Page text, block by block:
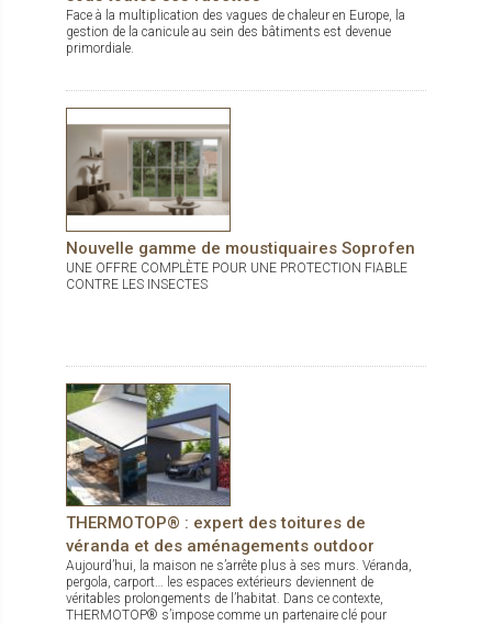
Face à la multiplication des vagues de chaleur en Europe, la
gestion de la canicule au sein des bâtiments est devenue
primordiale.
Nouvelle gamme de moustiquaires Soprofen
UNE OFFRE COMPLÈTE POUR UNE PROTECTION FIABLE
CONTRE LES INSECTES
THERMOTOP® : expert des toitures de
véranda et des aménagements outdoor
Aujourd’hui, la maison ne s’arrête plus à ses murs. Véranda,
pergola, carport… les espaces extérieurs deviennent de
véritables prolongements de l’habitat. Dans ce contexte,
THERMOTOP® s’impose comme un partenaire clé pour